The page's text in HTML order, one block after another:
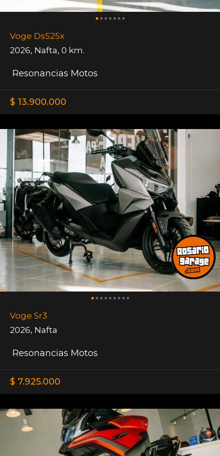
Voge Ds525x
2026, Nafta, 0 km.
Resonancias Motos
$ 13.900.000
Voge Sr3
2026, Nafta
Resonancias Motos
$ 7.925.000